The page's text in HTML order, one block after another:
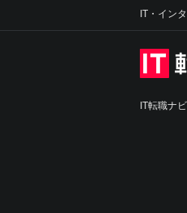
IT・イン
IT転職ナ